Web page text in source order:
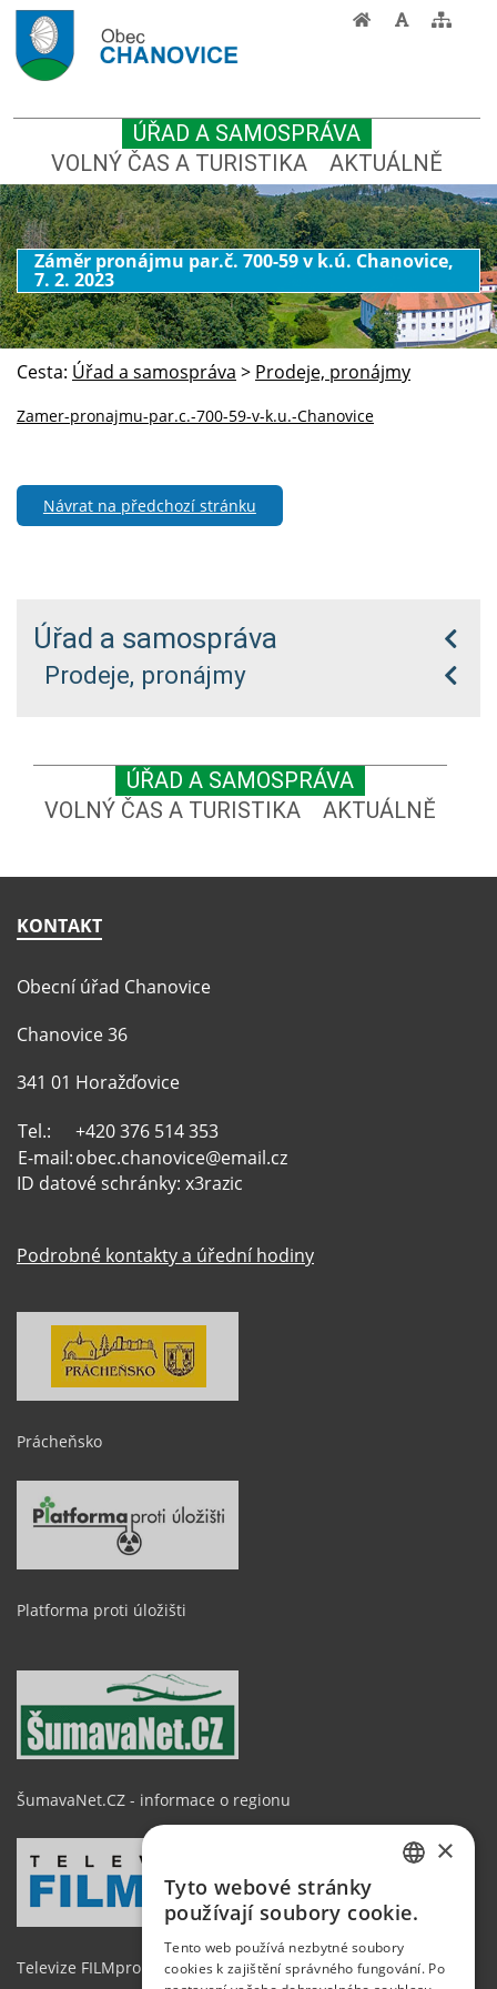
ÚŘAD A SAMOSPRÁVA
VOLNÝ ČAS A TURISTIKA
AKTUÁLNĚ
Záměr pronájmu par.č. 700-59 v k.ú. Chanovice,
7. 2. 2023
Cesta: Úřad a samospráva > Prodeje, pronájmy
Zamer-pronajmu-par.c.-700-59-v-k.u.-Chanovice
Návrat na předchozí stránku
Úřad a samospráva
Prodeje, pronájmy
ÚŘAD A SAMOSPRÁVA
VOLNÝ ČAS A TURISTIKA
AKTUÁLNĚ
KONTAKT
Obecní úřad Chanovice
Chanovice 36
341 01 Horažďovice
Tel.:
+420 376 514 353
E-mail:obec.chanovice@email.cz
ID datové schránky: x3razic
Podrobné kontakty a úřední hodiny
Prácheňsko
Platforma proti úložišti
ŠumavaNet.CZ - informace o regionu
Televize FILMpro ENGLISH
×
Tyto webové stránky
používají soubory cookie.
Tento web používá nezbytné soubory
cookies k zajištění správného fungování. Po